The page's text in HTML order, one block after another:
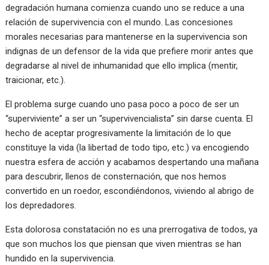
degradación humana comienza cuando uno se reduce a una
relación de supervivencia con el mundo. Las concesiones
morales necesarias para mantenerse en la supervivencia son
indignas de un defensor de la vida que prefiere morir antes que
degradarse al nivel de inhumanidad que ello implica (mentir,
traicionar, etc.).
El problema surge cuando uno pasa poco a poco de ser un
“superviviente” a ser un “supervivencialista” sin darse cuenta. El
hecho de aceptar progresivamente la limitación de lo que
constituye la vida (la libertad de todo tipo, etc.) va encogiendo
nuestra esfera de acción y acabamos despertando una mañana
para descubrir, llenos de consternación, que nos hemos
convertido en un roedor, escondiéndonos, viviendo al abrigo de
los depredadores.
Esta dolorosa constatación no es una prerrogativa de todos, ya
que son muchos los que piensan que viven mientras se han
hundido en la supervivencia.